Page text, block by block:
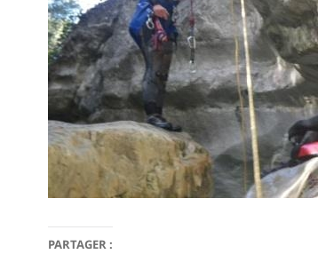
PARTAGER :